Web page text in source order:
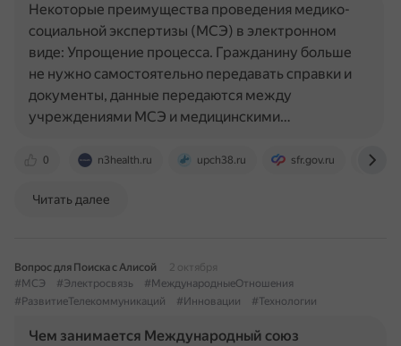
0 n3health.ru upch38.ru sfr.gov.ru
Некоторые преимущества проведения медико-
социальной экспертизы (МСЭ) в электронном
виде: Упрощение процесса. Гражданину больше
не нужно самостоятельно передавать справки и
документы, данные передаются между
учреждениями МСЭ и медицинскими…
Читать далее
Вопрос для Поиска с Алисой
2 октября
#МСЭ
#Электросвязь
#МеждународныеОтношения
#РазвитиеТелекоммуникаций
#Инновации #Технологии
Чем занимается Международный союз